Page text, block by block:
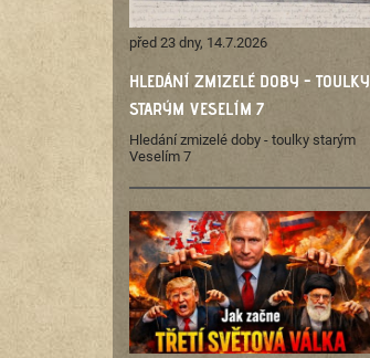
před 23 dny, 14.7.2026
HLEDÁNÍ ZMIZELÉ DOBY - TOULKY
STARÝM VESELÍM 7
Hledání zmizelé doby - toulky starým
Veselím 7